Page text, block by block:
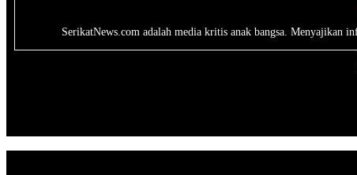
SerikatNews.com adalah media kritis anak bangsa. Menyajikan